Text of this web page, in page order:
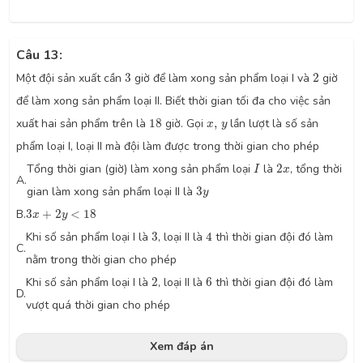
Câu 13:
Một đội sản xuất cần 3
3 giờ để làm xong sản phẩm loại I và 2
2 giờ
để làm xong sản phẩm loại II. Biết thời gian tối đa cho việc sản
xuất hai sản phẩm trên là 18
18 giờ. Gọi x, y
xy
lần lượt là số sản
phẩm loại I, loại II mà đội làm được trong thời gian cho phép
A.
Tổng thời gian (giờ) làm xong sản phẩm loại I
I là 2x
2x, tổng thời
gian làm xong sản phẩm loại II là 3y
3y
B.3x + 2y < 18
3x +2 y< 18
C.
Khi số sản phẩm loại I là 3
3, loại II là 4
4 thì thời gian đội đó làm
nằm trong thời gian cho phép
D.
Khi số sản phẩm loại I là 2
2, loại II là 6
6 thì thời gian đội đó làm
vượt quá thời gian cho phép
Xem đáp án